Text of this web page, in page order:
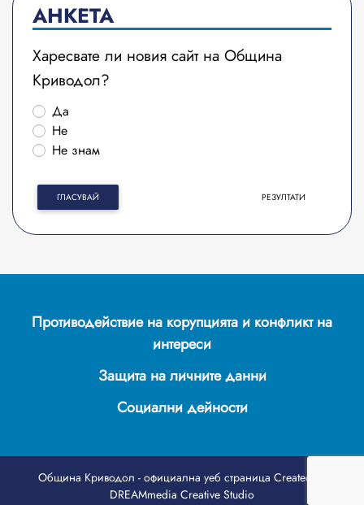
АНКЕТА
Харесвате ли новия сайт на Община
Криводол?
Да
Не
Не знам
ГЛАСУВАЙ РЕЗУЛТАТИ
Противодействие на корупцията и конфликт на
интереси
Защита на личните данни
Социални дейности
Община Криводол - официална уеб страница Created by
DREAMmedia Creative Studio